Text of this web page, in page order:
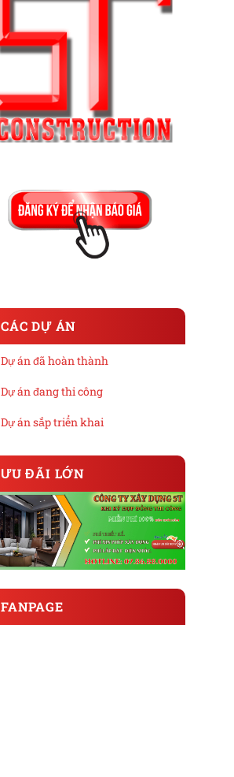
CÁC DỰ ÁN
Dự án đã hoàn thành
Dự án đang thi công
Dự án sắp triển khai
ƯU ĐÃI LỚN
FANPAGE